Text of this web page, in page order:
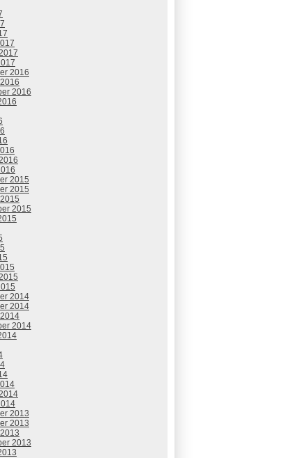
2016
2016
2015
2015
2015
2014
2014
2014
2013
2013
2013